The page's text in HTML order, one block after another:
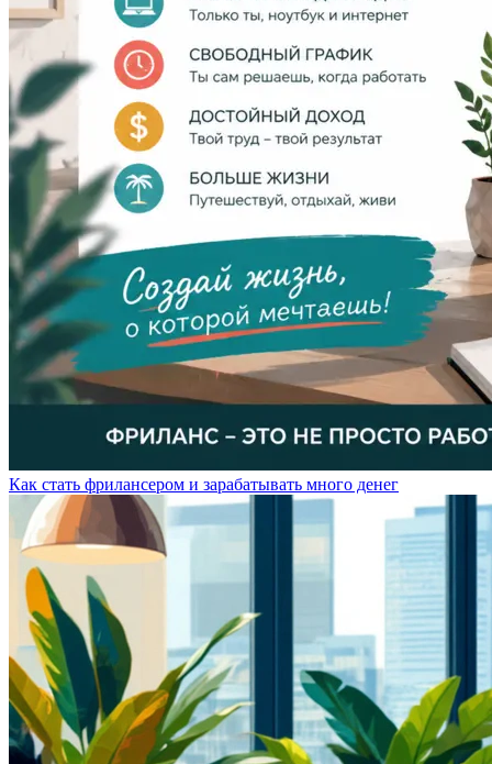
Как стать фрилансером и зарабатывать много денег